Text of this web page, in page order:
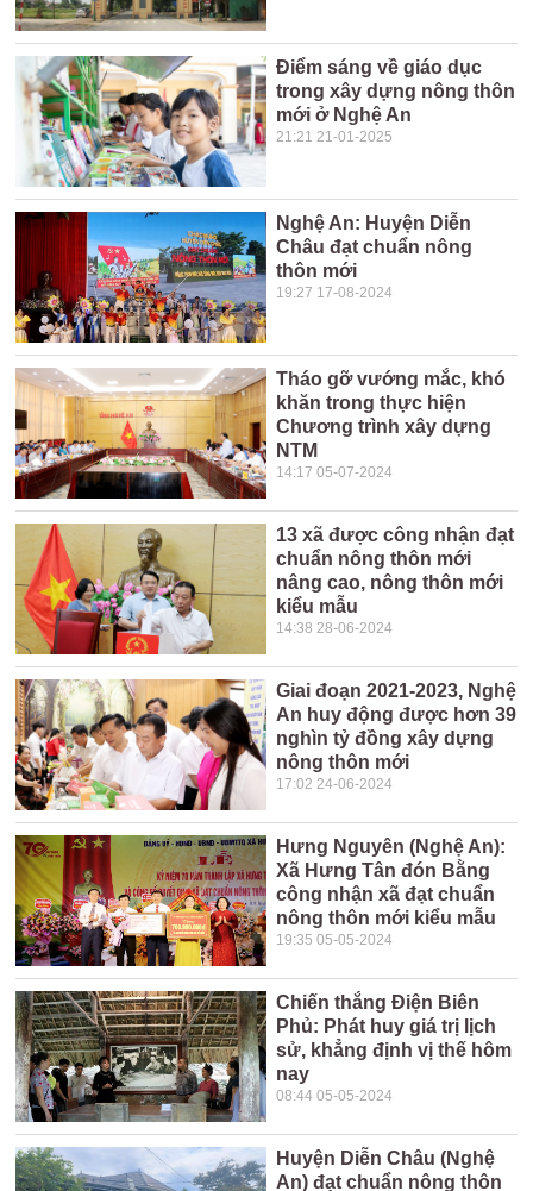
Điểm sáng về giáo dục
trong xây dựng nông thôn
mới ở Nghệ An
21:21 21-01-2025
Nghệ An: Huyện Diễn
Châu đạt chuẩn nông
thôn mới
19:27 17-08-2024
Tháo gỡ vướng mắc, khó
khăn trong thực hiện
Chương trình xây dựng
NTM
14:17 05-07-2024
13 xã được công nhận đạt
chuẩn nông thôn mới
nâng cao, nông thôn mới
kiểu mẫu
14:38 28-06-2024
Giai đoạn 2021-2023, Nghệ
An huy động được hơn 39
nghìn tỷ đồng xây dựng
nông thôn mới
17:02 24-06-2024
Hưng Nguyên (Nghệ An):
Xã Hưng Tân đón Bằng
công nhận xã đạt chuẩn
nông thôn mới kiểu mẫu
19:35 05-05-2024
Chiến thắng Điện Biên
Phủ: Phát huy giá trị lịch
sử, khẳng định vị thế hôm
nay
08:44 05-05-2024
Huyện Diễn Châu (Nghệ
An) đạt chuẩn nông thôn